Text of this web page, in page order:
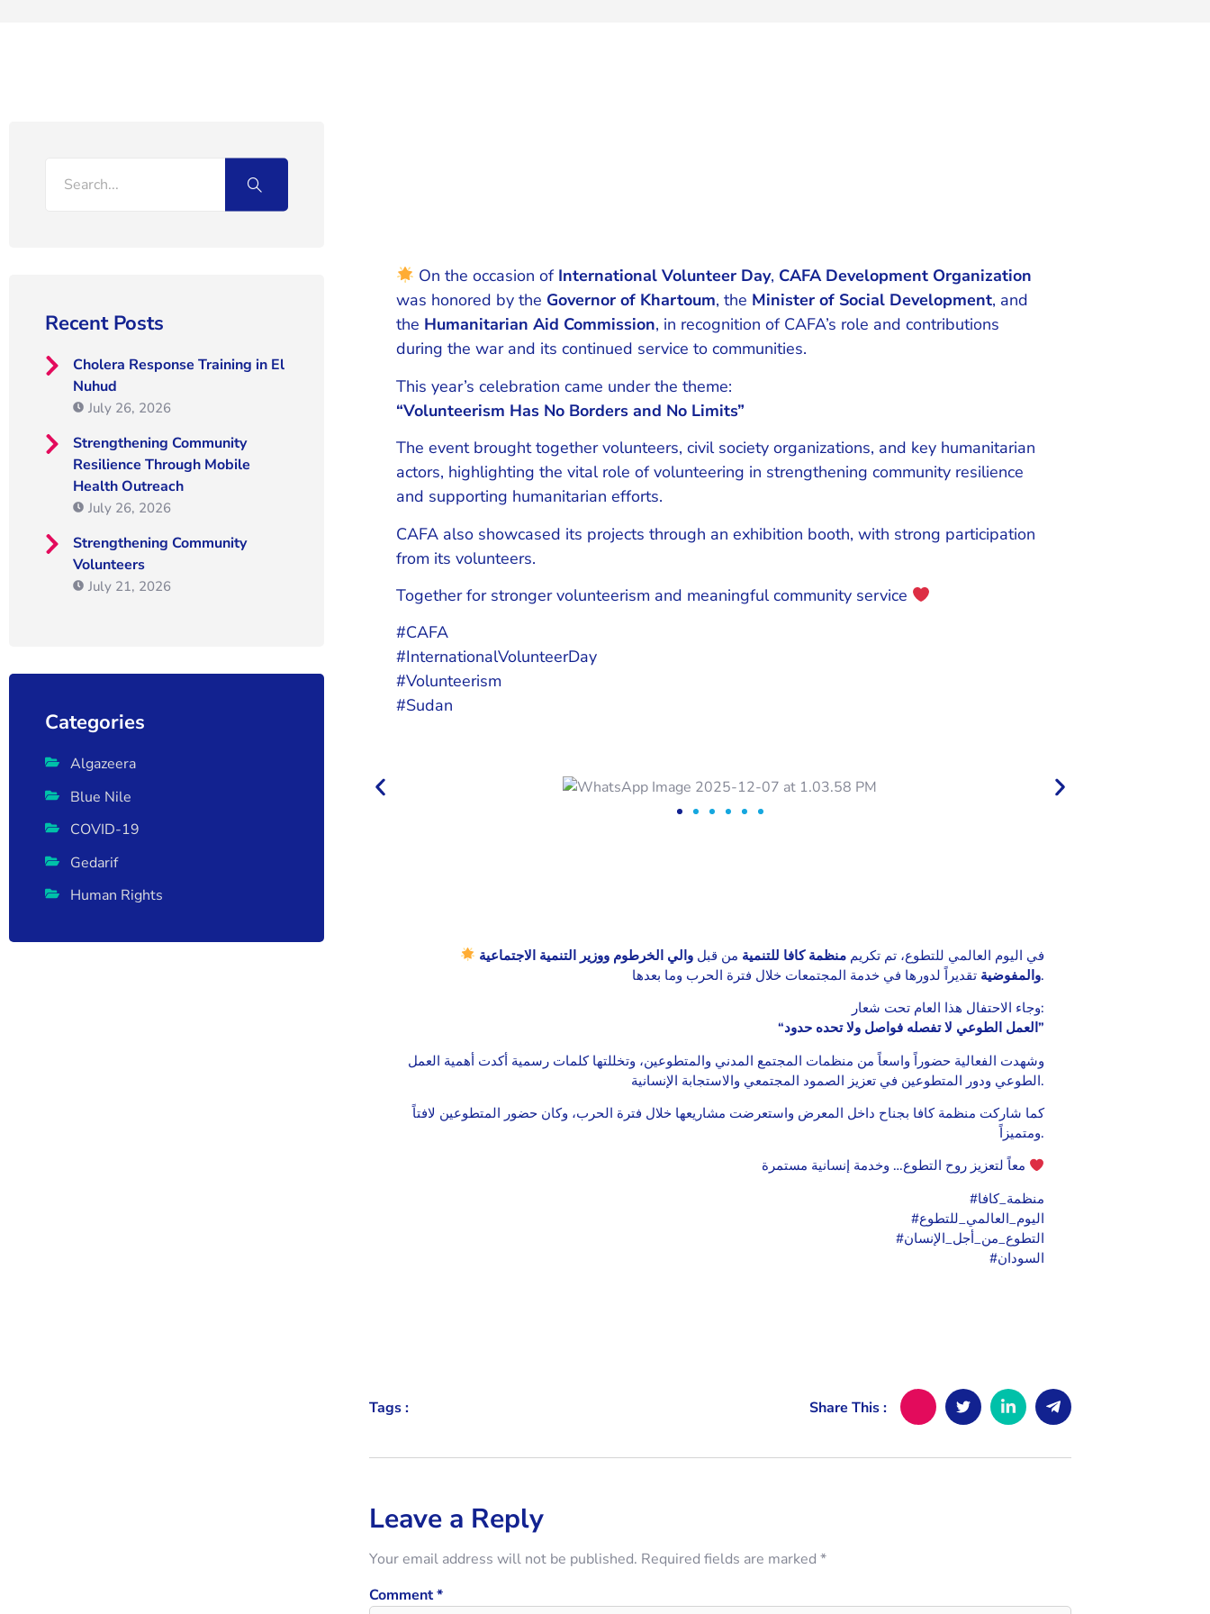
Recent Posts
Cholera Response Training in El
Nuhud
July 26, 2026
Strengthening Community
Resilience Through Mobile
Health Outreach
July 26, 2026
Strengthening Community
Volunteers
July 21, 2026
Categories
Algazeera
Blue Nile
COVID-19
Gedarif
Human Rights
On the occasion of International Volunteer Day, CAFA Development Organization
was honored by the Governor of Khartoum, the Minister of Social Development, and
the Humanitarian Aid Commission, in recognition of CAFA’s role and contributions
during the war and its continued service to communities.
This year’s celebration came under the theme:
“Volunteerism Has No Borders and No Limits”
The event brought together volunteers, civil society organizations, and key humanitarian
actors, highlighting the vital role of volunteering in strengthening community resilience
and supporting humanitarian efforts.
CAFA also showcased its projects through an exhibition booth, with strong participation
from its volunteers.
Together for stronger volunteerism and meaningful community service
#CAFA
#InternationalVolunteerDay
#Volunteerism
#Sudan
في اليوم العالمي للتطوع، تم تكريممنظمة كافا للتنمية من قبلوالي الخرطوم ووزير التنمية الاجتماعية
والمفوضيةتقديراً لدورها في خدمة المجتمعات خلال فترة الحرب وما بعدها.
وجاء الاحتفال هذا العام تحت شعار:
“العمل الطوعي لا تفصله فواصل ولا تحده حدود”
وشهدت الفعالية حضوراً واسعاً من منظمات المجتمع المدني والمتطوعين، وتخللتها كلمات رسمية أكدت أهمية العمل
الطوعي ودور المتطوعين في تعزيز الصمود المجتمعي والاستجابة الإنسانية.
كما شاركت منظمة كافا بجناح داخل المعرض واستعرضت مشاريعها خلال فترة الحرب، وكان حضور المتطوعين لافتاً
ومتميزاً.
#منظمة_كافا
#اليوم_العالمي_للتطوع
#التطوع_من_أجل_الإنسان
#السودان
Tags : Share This :
Leave a Reply
Your email address will not be published. Required fields are marked *
Comment*